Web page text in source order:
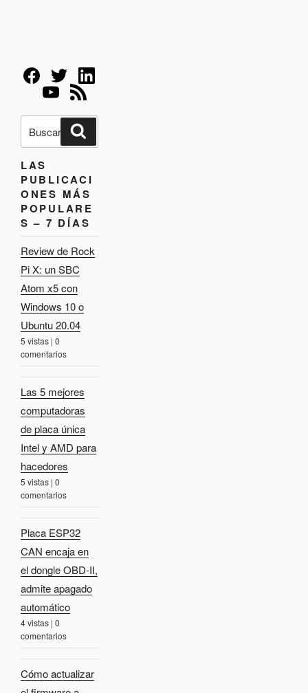
a
e
n
r
a
d
a
B
c
a
r
p
o
r
:
u
s
r
LAS
PUBLICACI
ONES MÁS
POPULARE
S – 7 DÍAS
Review de Rock
Pi X: un SBC
Atom x5 con
Windows 10 o
Ubuntu 20.04
5 vistas | 0
comentarios
Las 5 mejores
computadoras
de placa única
Intel y AMD para
hacedores
5 vistas | 0
comentarios
Placa ESP32
CAN encaja en
el dongle OBD-II,
admite apagado
automático
4 vistas | 0
comentarios
Cómo actualizar